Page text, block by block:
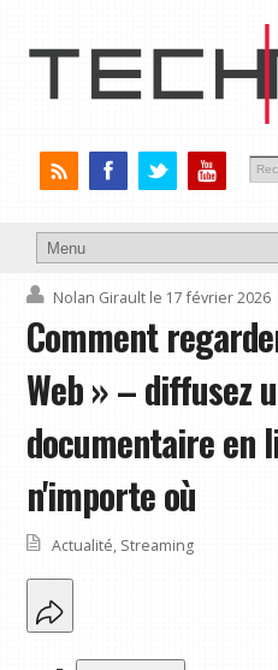
Nolan Girault le 17 février 2026
Comment
Web » – diffusez
documentaire en
n'importe où
Actualité, Streaming